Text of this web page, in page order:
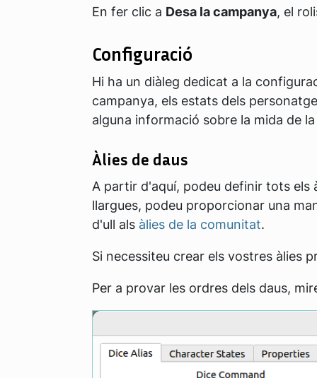
En fer clic a Desa la campanya, el
Configuració
Hi ha un diàleg dedicat a la
campanya, els estats dels
alguna informació sobre la mida de
Àlies de daus
A partir d'aquí, podeu definir tots els
llargues, podeu proporcionar una
d'ull als àlies de la comunitat.
Si necessiteu crear els vostres àlies
Per a provar les ordres dels daus,